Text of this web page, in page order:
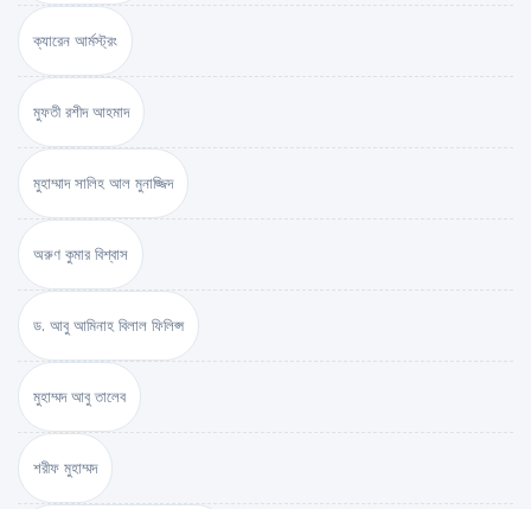
ক্যারেন আর্মস্ট্রং
মুফতী রশীদ আহমাদ
মুহাম্মাদ সালিহ আল মুনাজ্জিদ
অরুণ কুমার বিশ্বাস
ড. আবু আমিনাহ বিলাল ফিলিপ্স
মুহাম্মদ আবু তালেব
শরীফ মুহাম্মদ